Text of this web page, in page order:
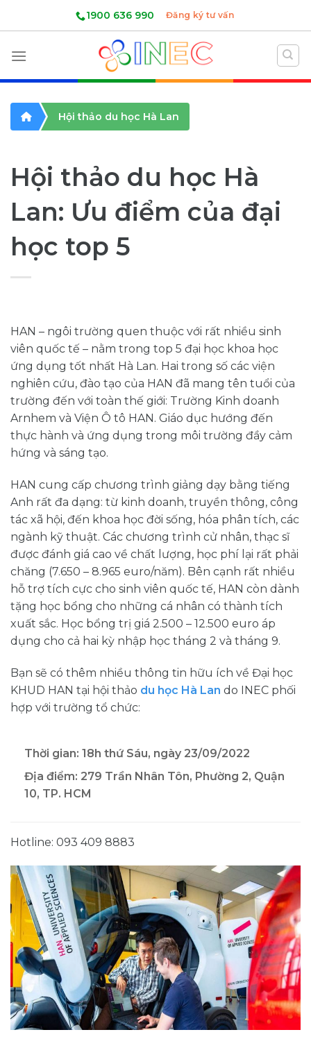
1900 636 990 Đăng ký tư vấn
Hội thảo du học Hà Lan
Hội thảo du học Hà
Lan: Ưu điểm của đại
học top 5
HAN – ngôi trường quen thuộc với rất nhiều sinh
viên quốc tế – nằm trong top 5 đại học khoa học
ứng dụng tốt nhất Hà Lan. Hai trong số các viện
nghiên cứu, đào tạo của HAN đã mang tên tuổi của
trường đến với toàn thế giới: Trường Kinh doanh
Arnhem và Viện Ô tô HAN. Giáo dục hướng đến
thực hành và ứng dụng trong môi trường đầy cảm
hứng và sáng tạo.
HAN cung cấp chương trình giảng dạy bằng tiếng
Anh rất đa dạng: từ kinh doanh, truyền thông, công
tác xã hội, đến khoa học đời sống, hóa phân tích, các
ngành kỹ thuật. Các chương trình cử nhân, thạc sĩ
được đánh giá cao về chất lượng, học phí lại rất phải
chăng (7.650 – 8.965 euro/năm). Bên cạnh rất nhiều
hỗ trợ tích cực cho sinh viên quốc tế, HAN còn dành
tặng học bổng cho những cá nhân có thành tích
xuất sắc. Học bổng trị giá 2.500 – 12.500 euro áp
dụng cho cả hai kỳ nhập học tháng 2 và tháng 9.
Bạn sẽ có thêm nhiều thông tin hữu ích về Đại học
KHUD HAN tại hội thảo du học Hà Lan do INEC phối
hợp với trường tổ chức:
Thời gian: 18h thứ Sáu, ngày 23/09/2022
Địa điểm: 279 Trần Nhân Tôn, Phường 2, Quận
10, TP. HCM
Hotline: 093 409 8883